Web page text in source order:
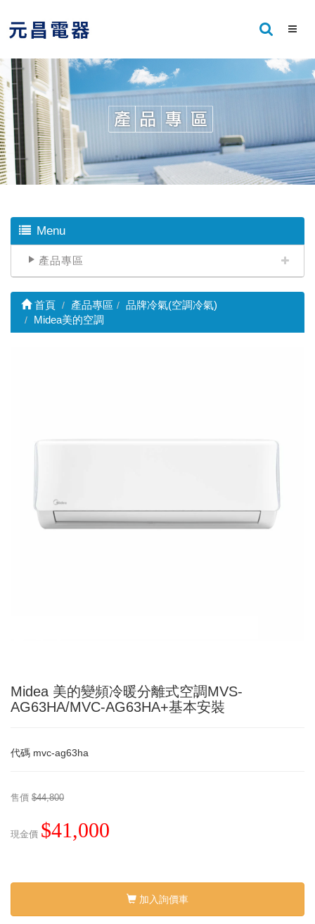
Menu
產品專區
首頁 產品專區
品牌冷氣(空調冷氣)
Midea美的空調
Midea 美的變頻冷暖分離式空調MVS-
AG63HA/MVC-AG63HA+基本安裝
代碼 mvc-ag63ha
售價 $44,800
現金價 $41,000
加入詢價車